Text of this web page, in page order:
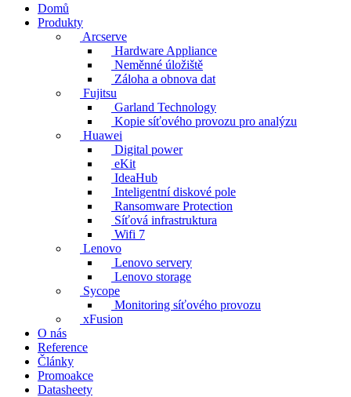
Domů
Produkty
Arcserve
Hardware Appliance
Neměnné úložiště
Záloha a obnova dat
Fujitsu
Garland Technology
Kopie síťového provozu pro analýzu
Huawei
Digital power
eKit
IdeaHub
Inteligentní diskové pole
Ransomware Protection
Síťová infrastruktura
Wifi 7
Lenovo
Lenovo servery
Lenovo storage
Sycope
Monitoring síťového provozu
xFusion
O nás
Reference
Články
Promoakce
Datasheety